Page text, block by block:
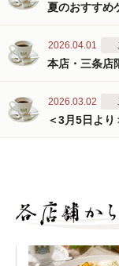
夏のおすすめ
2026.04.01
本店・三条店
2026.03.02
＜3月5日よ